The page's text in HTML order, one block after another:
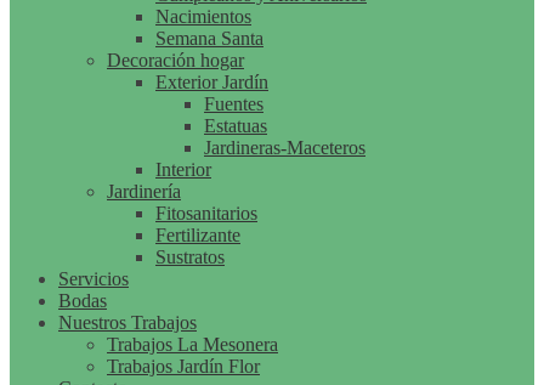
Nacimientos
Semana Santa
Decoración hogar
Exterior Jardín
Fuentes
Estatuas
Jardineras-Maceteros
Interior
Jardinería
Fitosanitarios
Fertilizante
Sustratos
Servicios
Bodas
Nuestros Trabajos
Trabajos La Mesonera
Trabajos Jardín Flor